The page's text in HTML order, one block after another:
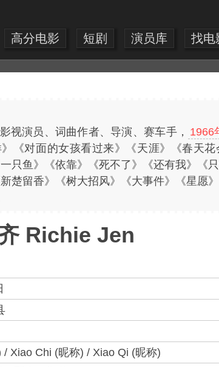
高分电影 短剧 演员库 找电
视演员、词曲作者、导演、赛车手， 1966
《对面的女孩看过来》《天涯》《春天花
只鱼》《依靠》《死不了》《还有我》《
楚留香》《树大招风》《大事件》《星愿
Richie Jen
Xiao Chi (昵称) / Xiao Qi (昵称)